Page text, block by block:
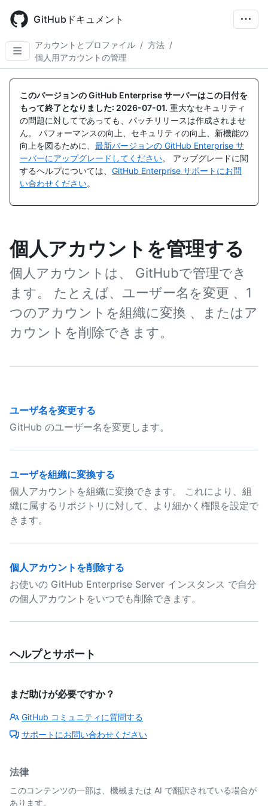
main
content
GitHubドキュメント
アカウントとプロファイル / 方法 /
個人用アカウントの管理
このバージョンの GitHub Enterprise サーバーはこの日付を
もって終了となりました: 2026-07-01. 重大なセキュリティ
の問題に対してであっても、パッチリリースは作成されませ
ん。 パフォーマンスの向上、セキュリティの向上、新機能の
向上を図るために、 最新バージョンの GitHub Enterprise サ
ーバーにアップグレードしてください。 アップグレードに関
するヘルプについては、 GitHub Enterprise サポートにお問
い合わせください。
個人アカウントを管理する
個人アカウントは、 GitHubで管理でき
ます。 たとえば、ユーザー名を変更 、1
つのアカウントを組織に変換 、またはア
カウントを削除できます。
ユーザ名を変更する
GitHub のユーザー名を変更します。
ユーザを組織に変換する
個人アカウントを組織に変換できます。 これにより、組
織に属するリポジトリに対して、より細かく権限を設定で
きます。
個人アカウントを削除する
お使いの GitHub Enterprise Server インスタンス で自分
の個人アカウントをいつでも削除できます。
ヘルプとサポート
まだ助けが必要ですか？
GitHub コミュニティに質問する
サポートにお問い合わせください
法律
このコンテンツの一部は、機械または AI で翻訳されている場合が
あります。